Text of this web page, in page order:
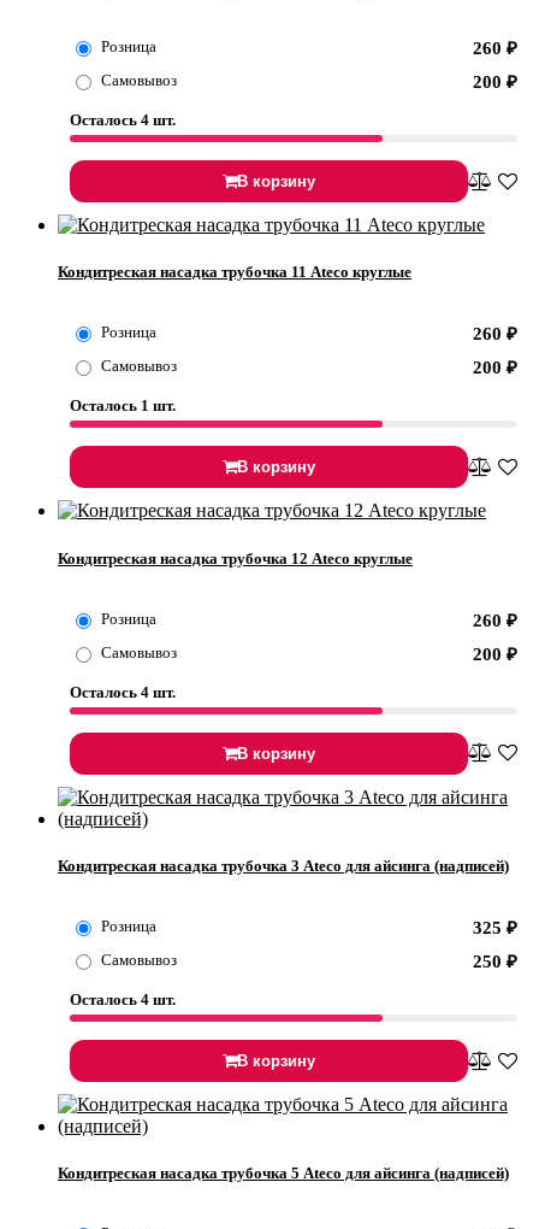
Розница 260 ₽
Самовывоз 200 ₽
Осталось 4 шт.
В корзину
Кондитреская насадка трубочка 11 Ateco круглые
Розница 260 ₽
Самовывоз 200 ₽
Осталось 1 шт.
В корзину
Кондитреская насадка трубочка 12 Ateco круглые
Розница 260 ₽
Самовывоз 200 ₽
Осталось 4 шт.
В корзину
Кондитреская насадка трубочка 3 Ateco для айсинга (надписей)
Розница 325 ₽
Самовывоз 250 ₽
Осталось 4 шт.
В корзину
Кондитреская насадка трубочка 5 Ateco для айсинга (надписей)